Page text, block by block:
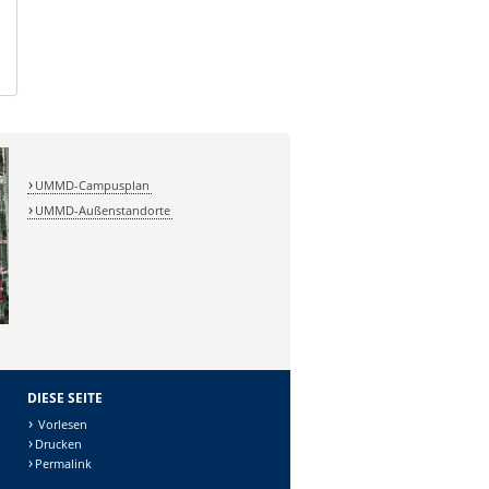
UMMD-Campusplan
UMMD-Außenstandorte
DIESE SEITE
Vorlesen
Drucken
Permalink